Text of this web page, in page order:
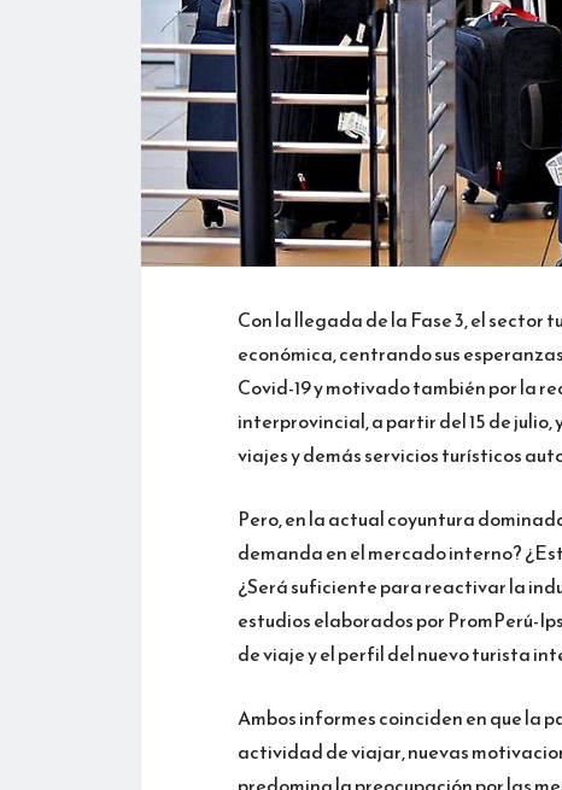
Con la llegada de la Fase 3, el
económica, centrando sus
Covid-19 y motivado también por la
interprovincial, a partir del 15 de
viajes y demás servicios turísticos
Pero, en la actual coyuntura
demanda en el mercado interno?
¿Será suficiente para reactivar la
estudios elaborados por PromPerú-
de viaje y el perfil del nuevo turista
Ambos informes coinciden en que la
actividad de viajar, nuevas